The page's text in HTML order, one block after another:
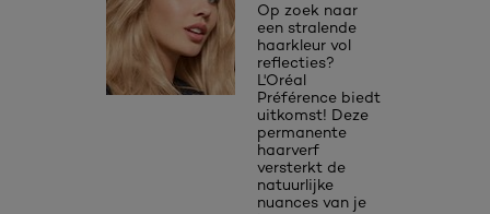
Op zoek naar
een stralende
haarkleur vol
reflecties?
L'Oréal
Préférence biedt
uitkomst! Deze
permanente
haarverf
versterkt de
natuurlijke
nuances van je